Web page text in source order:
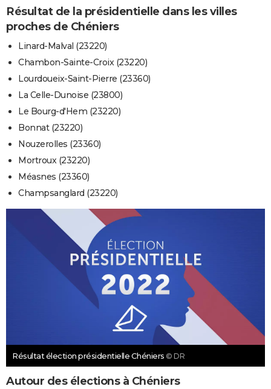
Résultat de la présidentielle dans les villes
proches de Chéniers
Linard-Malval (23220)
Chambon-Sainte-Croix (23220)
Lourdoueix-Saint-Pierre (23360)
La Celle-Dunoise (23800)
Le Bourg-d'Hem (23220)
Bonnat (23220)
Nouzerolles (23360)
Mortroux (23220)
Méasnes (23360)
Champsanglard (23220)
Résultat élection présidentielle Chéniers © DR
Autour des élections à Chéniers